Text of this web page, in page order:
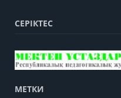
СЕРІКТЕС
МЕТКИ